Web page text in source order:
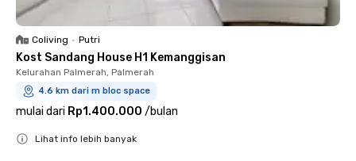
Coliving • Putri
Kost Sandang House H1 Kemanggisan
Kelurahan Palmerah, Palmerah
4.6 km dari m bloc space
mulai dari Rp1.400.000 /bulan
Lihat info lebih banyak